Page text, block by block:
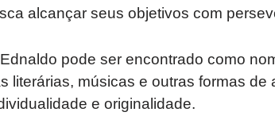
alcançar seus objetivos com
pode ser encontrado como
literárias, músicas e outras formas de
e originalidade.